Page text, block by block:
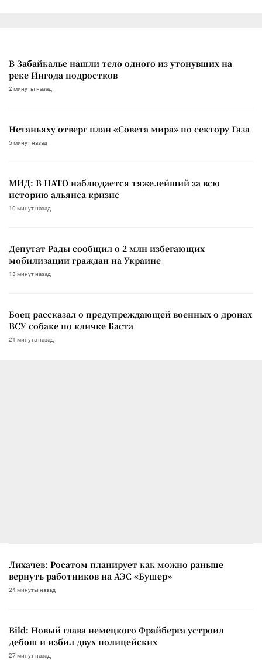
В Забайкалье нашли тело одного из утонувших на
реке Ингода подростков
2 минуты назад
Нетаньяху отверг план «Совета мира» по сектору Газа
5 минут назад
МИД: В НАТО наблюдается тяжелейший за всю
историю альянса кризис
10 минут назад
Депутат Рады сообщил о 2 млн избегающих
мобилизации граждан на Украине
13 минут назад
Боец рассказал о предупреждающей военных о дронах
ВСУ собаке по кличке Баста
21 минута назад
Лихачев: Росатом планирует как можно раньше
вернуть работников на АЭС «Бушер»
24 минуты назад
Bild: Новый глава немецкого Фрайберга устроил
дебош и избил двух полицейских
27 минут назад